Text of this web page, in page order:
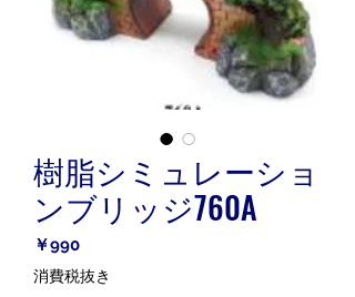
樹脂シミュレーショ
ンブリッジ760A
￥990価
格
消費税抜き